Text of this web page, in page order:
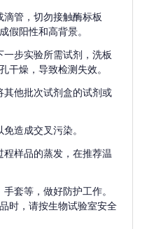
管，切勿接触酶标板
假阳性和高背景。
步实验所需试剂，洗板
干燥，导致检测失效。
其他批次试剂盒的试剂或
造成交叉污染。
程样品的蒸发，在推荐温
套等，做好防护工作。
时，请按生物试验室安全